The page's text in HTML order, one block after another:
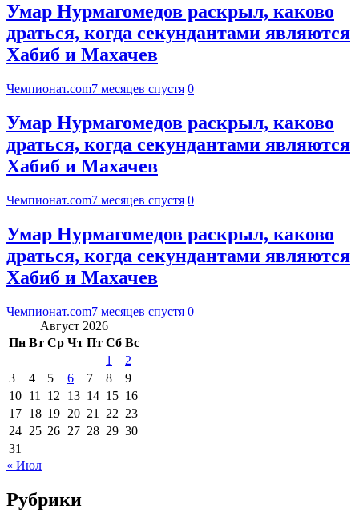
Умар Нурмагомедов раскрыл, каково
драться, когда секундантами являются
Хабиб и Махачев
Чемпионат.com7 месяцев спустя 0
Умар Нурмагомедов раскрыл, каково
драться, когда секундантами являются
Хабиб и Махачев
Чемпионат.com7 месяцев спустя 0
Умар Нурмагомедов раскрыл, каково
драться, когда секундантами являются
Хабиб и Махачев
Чемпионат.com7 месяцев спустя 0
Август 2026
Пн Вт Ср Чт Пт Сб Вс
1
2
3
4 5 6 7 8
9
10 11 12 13 14 15 16
17 18 19 20 21 22 23
24 25 26 27 28 29 30
31
« Июл
Рубрики